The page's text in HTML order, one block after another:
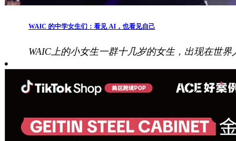
WAIC 的中学女生们：看见 AI，也看见自己
WAIC上的小女生一群十几岁的女生，出现在世